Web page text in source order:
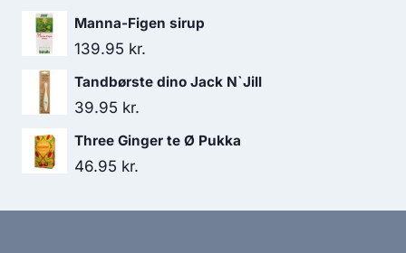
Manna-Figen sirup
139.95 kr.
Tandbørste dino Jack N`Jill
39.95 kr.
Three Ginger te Ø Pukka
46.95 kr.